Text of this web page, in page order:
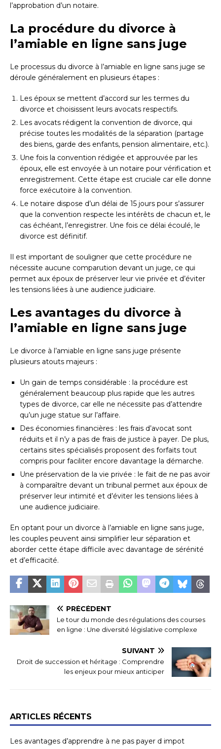
l’approbation d’un notaire.
La procédure du divorce à
l’amiable en ligne sans juge
Le processus du divorce à l’amiable en ligne sans juge se
déroule généralement en plusieurs étapes :
Les époux se mettent d’accord sur les termes du
divorce et choisissent leurs avocats respectifs.
Les avocats rédigent la convention de divorce, qui
précise toutes les modalités de la séparation (partage
des biens, garde des enfants, pension alimentaire, etc.).
Une fois la convention rédigée et approuvée par les
époux, elle est envoyée à un notaire pour vérification et
enregistrement. Cette étape est cruciale car elle donne
force exécutoire à la convention.
Le notaire dispose d’un délai de 15 jours pour s’assurer
que la convention respecte les intérêts de chacun et, le
cas échéant, l’enregistrer. Une fois ce délai écoulé, le
divorce est définitif.
Il est important de souligner que cette procédure ne
nécessite aucune comparution devant un juge, ce qui
permet aux époux de préserver leur vie privée et d’éviter
les tensions liées à une audience judiciaire.
Les avantages du divorce à
l’amiable en ligne sans juge
Le divorce à l’amiable en ligne sans juge présente
plusieurs atouts majeurs :
Un gain de temps considérable : la procédure est
généralement beaucoup plus rapide que les autres
types de divorce, car elle ne nécessite pas d’attendre
qu’un juge statue sur l’affaire.
Des économies financières : les frais d’avocat sont
réduits et il n’y a pas de frais de justice à payer. De plus,
certains sites spécialisés proposent des forfaits tout
compris pour faciliter encore davantage la démarche.
Une préservation de la vie privée : le fait de ne pas avoir
à comparaître devant un tribunal permet aux époux de
préserver leur intimité et d’éviter les tensions liées à
une audience judiciaire.
En optant pour un divorce à l’amiable en ligne sans juge,
les couples peuvent ainsi simplifier leur séparation et
aborder cette étape difficile avec davantage de sérénité
et d’efficacité.
PRÉCÉDENT
Le tour du monde des régulations des courses
en ligne : Une diversité législative complexe
SUIVANT
Droit de succession et héritage : Comprendre
les enjeux pour mieux anticiper
ARTICLES RÉCENTS
Les avantages d’apprendre à ne pas payer d impot